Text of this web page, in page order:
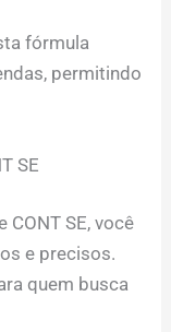
fórmula
permitindo
SE
CONT SE, você
e precisos.
quem busca